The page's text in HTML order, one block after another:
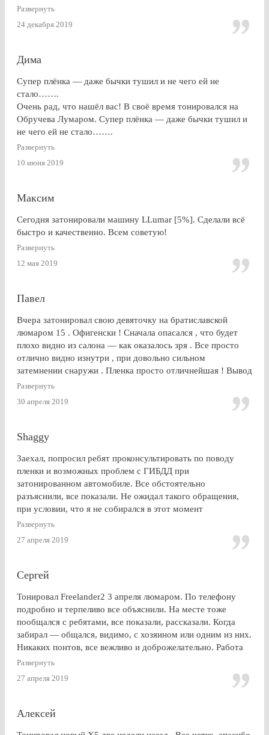
профессионально. Результат на 5+ ! Особенно приятно
получить гарантию на работу и плёнку. Отдельное спасибо
за консультацию, как до работ, так по их завершении!
Развернуть
24 декабря 2019
Дима
Супер плёнка — даже бычки тушил и не чего ей не
стало…….
Очень рад, что нашёл вас! В своё время тонировался на
Обручева Лумаром. Супер плёнка — даже бычки тушил и
не чего ей не стало…….
Развернуть
10 июня 2019
Максим
Сегодня затонировали машину LLumar [5%]. Сделали всё
быстро и качественно. Всем советую!
Развернуть
12 мая 2019
Павел
Вчера затонировал свою девяточку на братиславской
люмаром 15 . Офигенски ! Сначала опасался , что будет
плохо видно из салона — как оказалось зря . Все просто
отлично видно изнутри , при довольно сильном
затемнении снаружи . Пленка просто отличнейшая ! Вывод
: Очень доволен . Буду советовать эту контору друзьям и
Развернуть
30 апреля 2019
Shaggy
Заехал, попросил ребят проконсультировать по поводу
пленки и возможных проблем с ГИБДД при
затонированном автомобиле. Все обстоятельно
разъяснили, все показали. Не ожидал такого обращения,
при условии, что я не собирался в этот момент
тонироваться. для сравнения заехал на Оставшковское
дешевле. в очередной раз убедился (хорошо, что не на
решил, что буду тонироваться
Развернуть
27 апреля 2019
Сергей
Тонировал Freelander2 3 апреля люмаром. По телефону
подробно и терпеливо все объяснили. На месте тоже
пообщался с ребятами, все показали, рассказали. Когда
забирал — общался, видимо, с хозяином или одним из них.
Никаких понтов, все вежливо и доброжелательно. Работа
сделана очень качественно, пленка лежит до самой кромки
стекла (есть, правда, неравномерность на разных стеклах,
но это я уже придираюсь). По сравнению с другими
посоветоваться обращаться к этим ребятам? Однозначно,
Развернуть
27 апреля 2019
Алексей